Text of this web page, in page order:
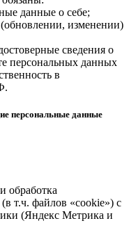
данные о себе;
изменении)
сведения о
персональных данных
в
персональные данные
обработка
т.ч. файлов «cookie») с
(Яндекс Метрика и